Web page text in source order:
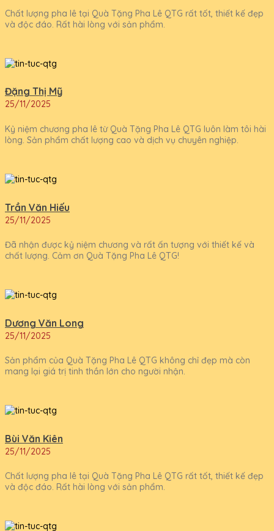
Chất lượng pha lê tại Quà Tặng Pha Lê QTG rất tốt, thiết kế đẹp
và độc đáo. Rất hài lòng với sản phẩm.
Đặng Thị Mỹ
25/11/2025
Kỷ niệm chương pha lê từ Quà Tặng Pha Lê QTG luôn làm tôi hài
lòng. Sản phẩm chất lượng cao và dịch vụ chuyên nghiệp.
Trần Văn Hiếu
25/11/2025
Đã nhận được kỷ niệm chương và rất ấn tượng với thiết kế và
chất lượng. Cảm ơn Quà Tặng Pha Lê QTG!
Dương Văn Long
25/11/2025
Sản phẩm của Quà Tặng Pha Lê QTG không chỉ đẹp mà còn
mang lại giá trị tinh thần lớn cho người nhận.
Bùi Văn Kiên
25/11/2025
Chất lượng pha lê tại Quà Tặng Pha Lê QTG rất tốt, thiết kế đẹp
và độc đáo. Rất hài lòng với sản phẩm.